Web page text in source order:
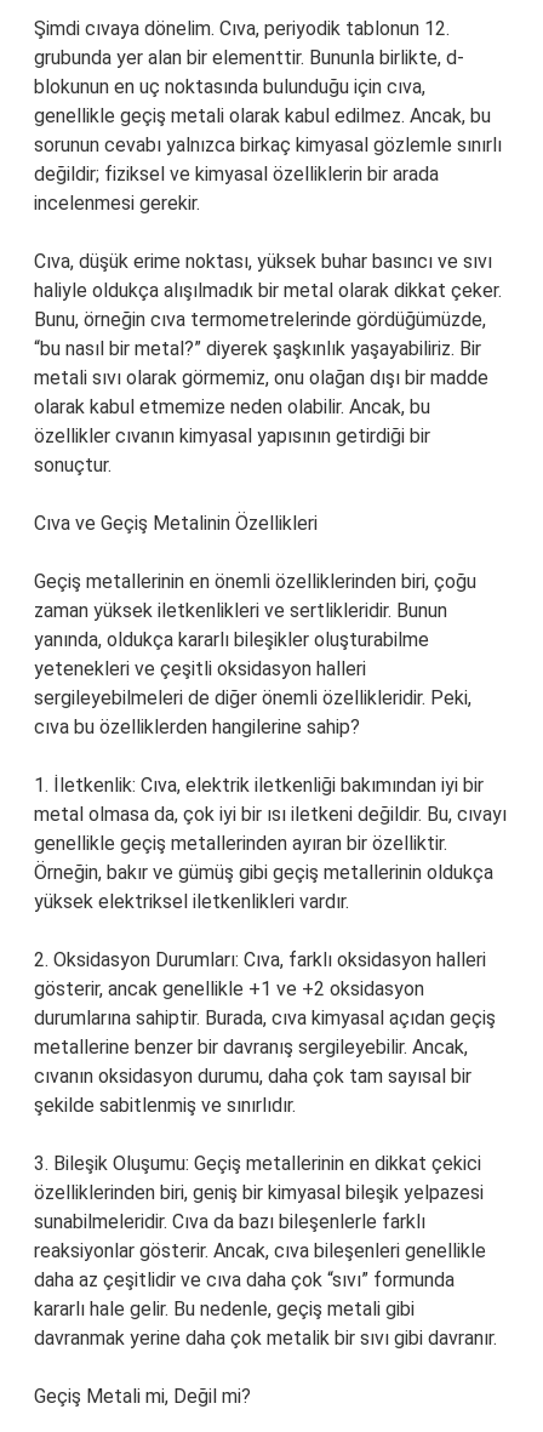
Şimdi cıvaya dönelim. Cıva, periyodik tablonun 12.
grubunda yer alan bir elementtir. Bununla birlikte, d-
blokunun en uç noktasında bulunduğu için cıva,
genellikle geçiş metali olarak kabul edilmez. Ancak, bu
sorunun cevabı yalnızca birkaç kimyasal gözlemle sınırlı
değildir; fiziksel ve kimyasal özelliklerin bir arada
incelenmesi gerekir.
Cıva, düşük erime noktası, yüksek buhar basıncı ve sıvı
haliyle oldukça alışılmadık bir metal olarak dikkat çeker.
Bunu, örneğin cıva termometrelerinde gördüğümüzde,
“bu nasıl bir metal?” diyerek şaşkınlık yaşayabiliriz. Bir
metali sıvı olarak görmemiz, onu olağan dışı bir madde
olarak kabul etmemize neden olabilir. Ancak, bu
özellikler cıvanın kimyasal yapısının getirdiği bir
sonuçtur.
Cıva ve Geçiş Metalinin Özellikleri
Geçiş metallerinin en önemli özelliklerinden biri, çoğu
zaman yüksek iletkenlikleri ve sertlikleridir. Bunun
yanında, oldukça kararlı bileşikler oluşturabilme
yetenekleri ve çeşitli oksidasyon halleri
sergileyebilmeleri de diğer önemli özellikleridir. Peki,
cıva bu özelliklerden hangilerine sahip?
1. İletkenlik: Cıva, elektrik iletkenliği bakımından iyi bir
metal olmasa da, çok iyi bir ısı iletkeni değildir. Bu, cıvayı
genellikle geçiş metallerinden ayıran bir özelliktir.
Örneğin, bakır ve gümüş gibi geçiş metallerinin oldukça
yüksek elektriksel iletkenlikleri vardır.
2. Oksidasyon Durumları: Cıva, farklı oksidasyon halleri
gösterir, ancak genellikle +1 ve +2 oksidasyon
durumlarına sahiptir. Burada, cıva kimyasal açıdan geçiş
metallerine benzer bir davranış sergileyebilir. Ancak,
cıvanın oksidasyon durumu, daha çok tam sayısal bir
şekilde sabitlenmiş ve sınırlıdır.
3. Bileşik Oluşumu: Geçiş metallerinin en dikkat çekici
özelliklerinden biri, geniş bir kimyasal bileşik yelpazesi
sunabilmeleridir. Cıva da bazı bileşenlerle farklı
reaksiyonlar gösterir. Ancak, cıva bileşenleri genellikle
daha az çeşitlidir ve cıva daha çok “sıvı” formunda
kararlı hale gelir. Bu nedenle, geçiş metali gibi
davranmak yerine daha çok metalik bir sıvı gibi davranır.
Geçiş Metali mi, Değil mi?